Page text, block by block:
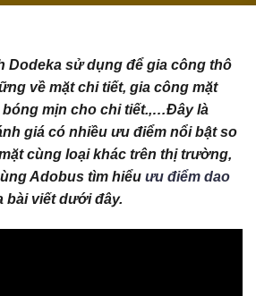
Dodeka sử dụng để gia công thô
về mặt chi tiết, gia công mặt
mịn cho chi tiết.,…Đây là
giá có nhiều ưu điểm nổi bật so
cùng loại khác trên thị trường,
Adobus tìm hiểu ưu điểm dao
bài viết dưới đây.